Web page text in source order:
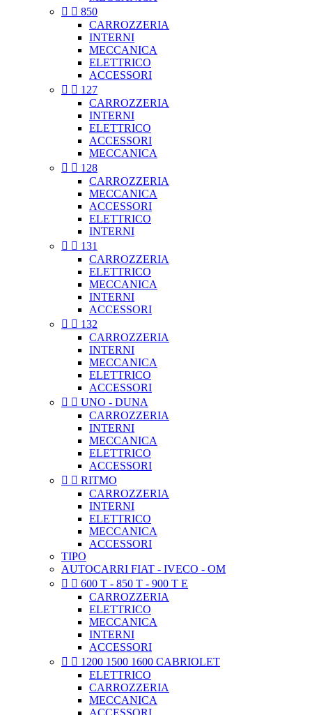
  850
CARROZZERIA
INTERNI
MECCANICA
ELETTRICO
ACCESSORI
  127
CARROZZERIA
INTERNI
ELETTRICO
ACCESSORI
MECCANICA
  128
CARROZZERIA
MECCANICA
ACCESSORI
ELETTRICO
INTERNI
  131
CARROZZERIA
ELETTRICO
MECCANICA
INTERNI
ACCESSORI
  132
CARROZZERIA
INTERNI
MECCANICA
ELETTRICO
ACCESSORI
  UNO - DUNA
CARROZZERIA
INTERNI
MECCANICA
ELETTRICO
ACCESSORI
  RITMO
CARROZZERIA
INTERNI
ELETTRICO
MECCANICA
ACCESSORI
TIPO
AUTOCARRI FIAT - IVECO - OM
  600 T - 850 T - 900 T E
CARROZZERIA
ELETTRICO
MECCANICA
INTERNI
ACCESSORI
  1200 1500 1600 CABRIOLET
ELETTRICO
CARROZZERIA
MECCANICA
ACCESSORI